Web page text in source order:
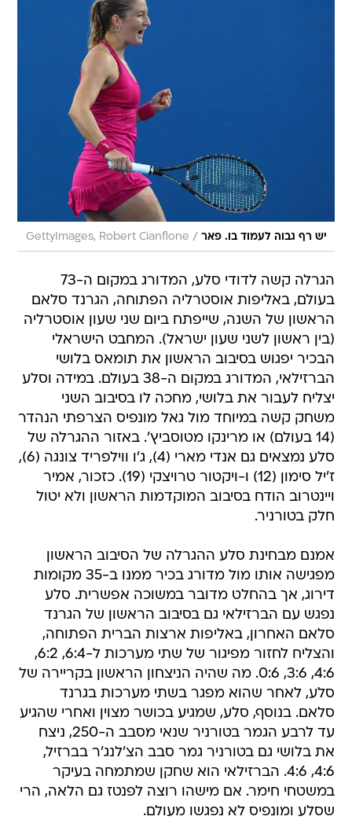
יש רף גבוה לעמוד בו. פאר /
GettyImages, Robert Cianflone
הגרלה קשה לדודי סלע, המדורג במקום ה-73
בעולם, באליפות אוסטרליה הפתוחה, הגרנד סלאם
הראשון של השנה, שייפתח ביום שני שעון אוסטרליה
(בין ראשון לשני שעון ישראל). המחבט הישראלי
הבכיר יפגוש בסיבוב הראשון את תומאס בלושי
הברזילאי, המדורג במקום ה-38 בעולם. במידה וסלע
יצליח לעבור את בלושי, מחכה לו בסיבוב השני
משחק קשה במיוחד מול גאל מונפיס הצרפתי הנהדר
(14 בעולם) או מרינקו מטוסביץ'. באזור ההגרלה של
סלע נמצאים גם אנדי מארי (4), ג'ו ווילפריד צונגה (6),
ז'יל סימון (12) ו-ויקטור טרויצקי (19). כזכור, אמיר
ויינטרוב הודח בסיבוב המוקדמות הראשון ולא יטול
חלק בטורניר.
אמנם מבחינת סלע ההגרלה של הסיבוב הראשון
מפגישה אותו מול מדורג בכיר ממנו ב-35 מקומות
דירוג, אך בהחלט מדובר במשוכה אפשרית. סלע
נפגש עם הברזילאי גם בסיבוב הראשון של הגרנד
סלאם האחרון, באליפות ארצות הברית הפתוחה,
והצליח לחזור מפיגור של שתי מערכות ל-6:4, 6:2,
4:6, 3:6, 0:6. מה שהיה הניצחון הראשון בקריירה של
סלע, לאחר שהוא מפגר בשתי מערכות בגרנד
סלאם. בנוסף, סלע, שמגיע בכושר מצוין ואחרי שהגיע
עד לרבע הגמר בטורניר שנאי מסבב ה-250, ניצח
את בלושי גם בטורניר גמר סבב הצ'לנג'ר בברזיל,
4:6, 4:6. הברזילאי הוא שחקן שמתמחה בעיקר
במשטחי חימר. אם מישהו רוצה לפנטז גם הלאה, הרי
שסלע ומונפיס לא נפגשו מעולם.